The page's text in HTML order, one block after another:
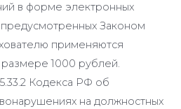
в форме электронных
Законом
применяются
1000 рублей.
Кодекса РФ об
на должностных